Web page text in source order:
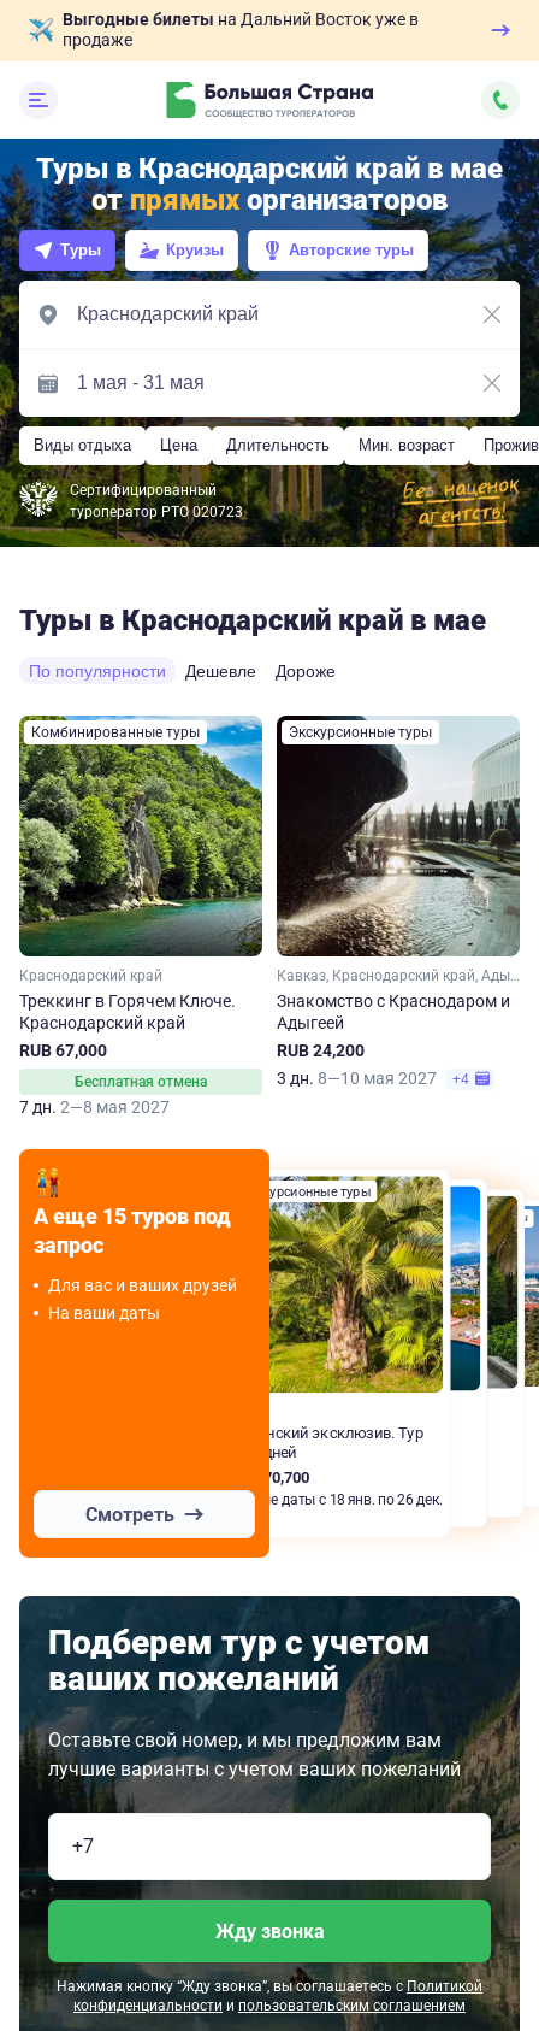
Выгодные билеты на Дальний Восток уже в
продаже
Туры в Краснодарский край в мае
отпрямыхорганизаторов
Туры Круизы Авторские туры
Виды отдыха Цена Длительность Мин. возраст
Сертифицированный
туроператор РТО 020723
Туры в Краснодарский край в мае
По популярности Дешевле Дороже
Комбинированные туры
Краснодарский край
Треккинг в Горячем Ключе.
Краснодарский край
RUB 67,000
Бесплатная отмена
7 дн. 2—8 мая 2027
Экскурсионные туры
Кавказ, Краснодарский край, Адыгея
Знакомство с Краснодаром и
Адыгеей
RUB 24,200
3 дн. 8—10 мая 2027 +4
А еще 15 туров под
запрос
Для вас и ваших друзей
На ваши даты
Смотреть
Экскурсионные туры
Сочинский эксклюзив. Тур
на 6 дней
RUB 70,700
Любые даты с 18 янв. по 26 дек.
Комбинированные туры
Комбинированные туры
Комбинированные туры
Подберем тур с учетом
ваших пожеланий
Оставьте свой номер, и мы предложим вам
лучшие варианты с учетом ваших пожеланий
Жду звонка
Нажимая кнопку “Жду звонка”, вы соглашаетесь с Политикой
конфиденциальности и пользовательским соглашением